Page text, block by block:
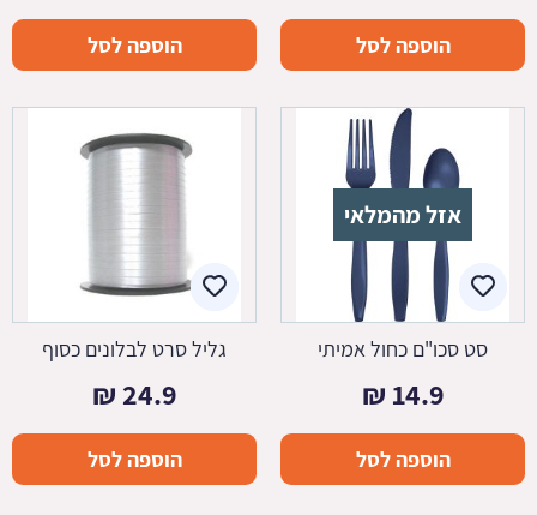
הוספה לסל הוספה לסל
אזל מהמלאי
סט סכו"ם כחול אמיתי
14.9
₪
הוספה לסל
גליל סרט לבלונים כסוף
24.9
₪
הוספה לסל